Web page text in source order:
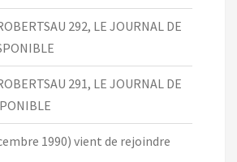
292, LE JOURNAL DE
291, LE JOURNAL DE
1990) vient de rejoindre